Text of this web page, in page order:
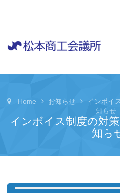
Home お知らせ
インボイ
知らせ
インボイス制度の対
知ら